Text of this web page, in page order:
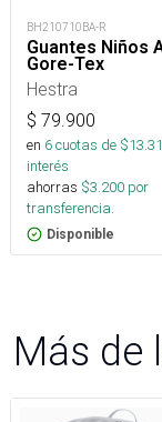
BH210710BA-R
Guantes Niños
Gore-Tex
Hestra
$ 79.900
en 6cuotas de $
interés
ahorras $3.200 por
transferencia.
Disponible
Más de